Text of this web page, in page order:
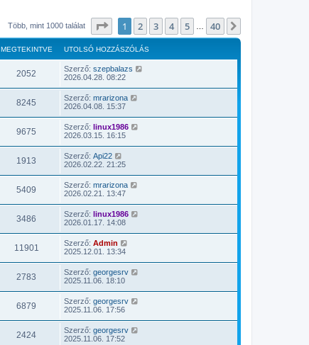
Több, mint 1000 találat Oldal: 1 40
1 2 3 4 5 40
MEGTEKINTVE UTOLSÓ HOZZÁSZÓLÁS
2052 Szerző: szepbalazs
2026.04.28. 08:22
8245 Szerző: mrarizona
2026.04.08. 15:37
9675 Szerző: linux1986
2026.03.15. 16:15
1913 Szerző: Api22
2026.02.22. 21:25
5409 Szerző: mrarizona
2026.02.21. 13:47
3486 Szerző: linux1986
2026.01.17. 14:08
11901 Szerző: Admin
2025.12.01. 13:34
2783 Szerző: georgesrv
2025.11.06. 18:10
6879 Szerző: georgesrv
2025.11.06. 17:56
2424 Szerző: georgesrv
2025.11.06. 17:52